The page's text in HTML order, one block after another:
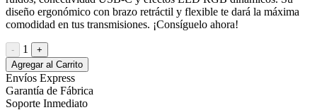
diseño ergonómico con brazo retráctil y flexible te dará la máxima
comodidad en tus transmisiones. ¡Consíguelo ahora!
- 1
+
Agregar al Carrito
Envíos Express
Garantía de Fábrica
Soporte Inmediato